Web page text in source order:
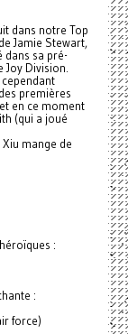
dans notre Top
Jamie Stewart,
dans sa pré-
Division.
premières
en ce moment
(qui a joué
mange de
:
:
force)